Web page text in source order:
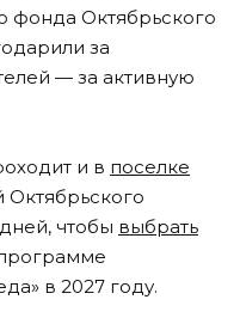
фонда Октябрьского
за
— за активную
и в поселке
Октябрьского
чтобы выбрать
в 2027 году.